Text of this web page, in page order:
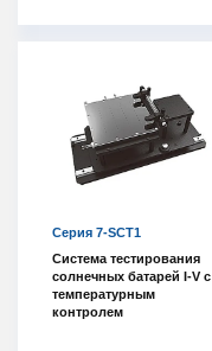
Серия 7-SCT1
Система тестирования
солнечных батарей I-V с
температурным
контролем